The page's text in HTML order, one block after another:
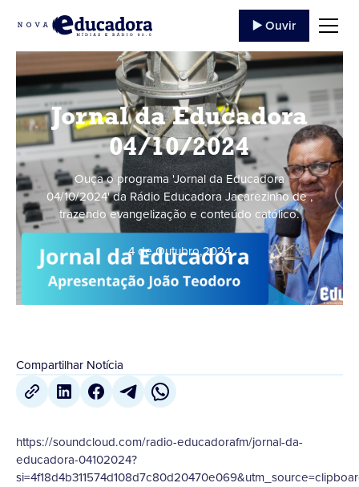
▶️ Ouvir
Jornal da Educadora
04/10/2024
Ouça o programa 'Jornal da Educadora
04/10/2024' da Rádio Educadora Jacarezinho de ,
trazendo evangelização e conteúdo católico.
4 de Outubro,2024
Compartilhar Notícia
https://soundcloud.com/radio-educadorafm/jornal-da-
educadora-04102024?